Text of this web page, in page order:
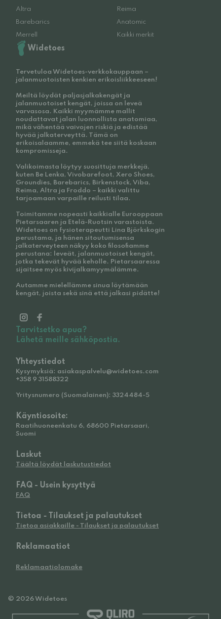
Altra
Reima
Barebarics
Anatomic
Merrell
Kaikki merkit
Widetoes
Tervetuloa Widetoes-verkkokauppaan –
jalanmuotoisten kenkien erikoisliikkeeseen!
Meiltä löydät paljasjalkakengät ja
jalanmuotoiset kengät, joissa on leveä
varvasosa. Kaikki myymämme mallit
noudattavat jalan luonnollista anatomiaa,
mikä vähentää vaivojen riskiä ja edistää
hyvää jalkaterveyttä. Tämä on
erikoisalaamme, emmekä tee siitä koskaan
kompromisseja.
Valikoimasta löytyy suosittuja merkkejä,
kuten Be Lenka, Vivobarefoot, Xero Shoes,
Groundies, Barebarics, Birkenstock, Viba,
Reima, Altra ja Froddo – kaikki valittu
tarjoamaan varpaille reilusti tilaa.
Toimitamme nopeasti kaikkialle Eurooppaan
Pietarsaaren ja Etelä-Ruotsin varastoista.
Widetoes on fysioterapeutti Lina Björkskogin
perustama, ja hänen sitoutumisensa
jalkaterveyteen näkyy koko filosofiamme
perustana: leveät, jalanmuotoiset kengät,
jotka tekevät hyvää keholle. Pietarsaaressa
sijaitsee myös kivijalkamyymälämme.
Autamme mielellämme sinua löytämään
kengät, joista sekä sinä että jalkasi pidätte!
Tarvitsetko apua?
Lähetä meille sähköpostia.
Yhteystiedot
Kysymyksiä: asiakaspalvelu@widetoes.com
+358 9 31588322
Yritysnumero (Suomalainen): 3324484-5
Käyntiosoite:
Raatihuoneenkatu 6, 68600 Pietarsaari,
Suomi
Laskut
Täältä löydät laskutustiedot
FAQ - Usein kysyttyä
FAQ
Tietoa - Tilaukset ja palautukset
Tietoa asiakkaille - Tilaukset ja palautukset
Reklamaatiot
Reklamaatiolomake
© 2026 Widetoes